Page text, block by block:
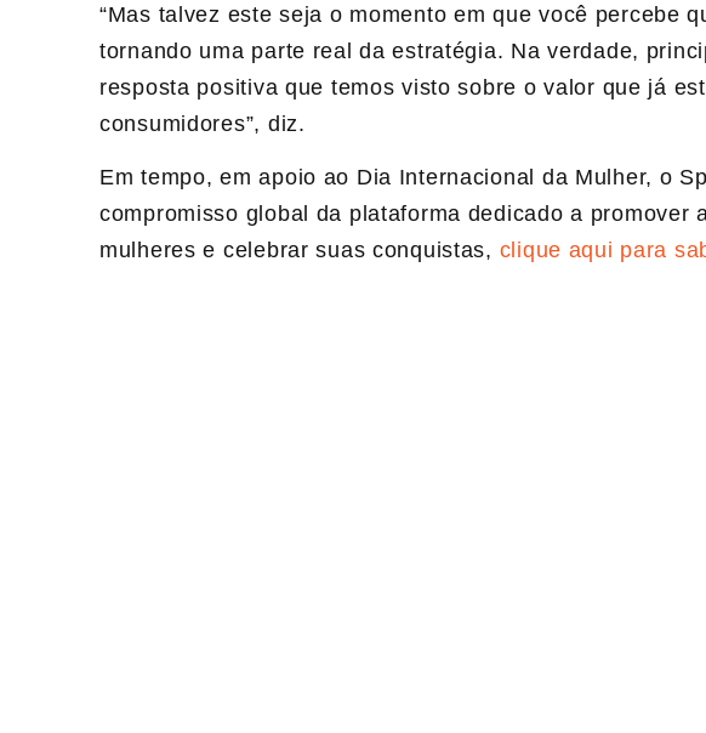
“Mas talvez este seja o momento em que você percebe
tornando uma parte real da estratégia. Na verdade,
resposta positiva que temos visto sobre o valor que já
consumidores”, diz.
Em tempo, em apoio ao Dia Internacional da Mulher, o
compromisso global da plataforma dedicado a promover
mulheres e celebrar suas conquistas, clique aqui para